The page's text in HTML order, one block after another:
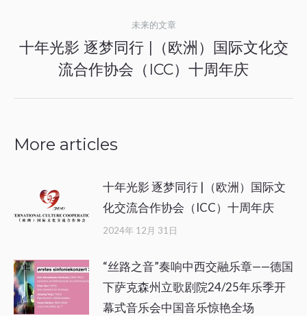
文
章：
未来的文章
未
来
的
十年光影 逐梦同行 |（欧洲）国际文化交
流合作协会（ICC）十周年庆
More articles
十年光影 逐梦同行 |（欧洲）国际文
化交流合作协会（ICC）十周年庆
2024年 12月 31日
“丝路之音”奏响中西交融乐章——德国
下萨克森州立歌剧院24/25年乐季开
幕式音乐会中国音乐惊艳全场